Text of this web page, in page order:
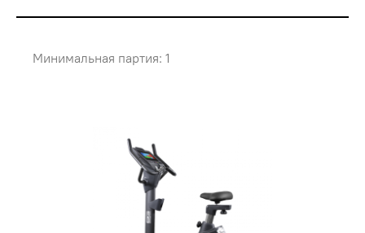
Минимальная партия: 1